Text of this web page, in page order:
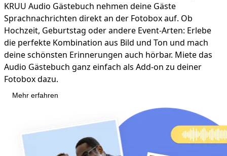
KRUU Audio Gästebuch nehmen deine Gäste
Sprachnachrichten direkt an der Fotobox auf. Ob
Hochzeit, Geburtstag oder andere Event-Arten: Erlebe
die perfekte Kombination aus Bild und Ton und mach
deine schönsten Erinnerungen auch hörbar. Miete das
Audio Gästebuch ganz einfach als Add-on zu deiner
Fotobox dazu.
Mehr erfahren